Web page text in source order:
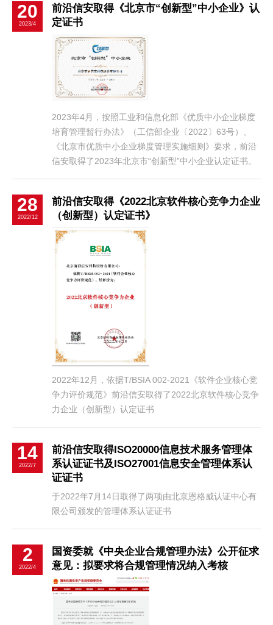
20
2023/4
前沿信安取得《北京市“创新型”中小企业》认
定证书
2023年4月，按照工业和信息化部《优质中小企业梯度
培育管理暂行办法》（工信部企业〔2022〕63号）、
《北京市优质中小企业梯度管理实施细则》要求，前沿
信安取得了2023年北京市“创新型”中小企业认定证书。
28
2022/12
前沿信安取得《2022北京软件核心竞争力企业
（创新型）认定证书》
2022年12月，依据T/BSIA 002-2021《软件企业核心竞
争力评价规范》前沿信安取得了2022北京软件核心竞争
力企业（创新型）认定证书
14
2022/7
前沿信安取得ISO20000信息技术服务管理体
系认证证书及ISO27001信息安全管理体系认
证证书
于2022年7月14日取得了两项由北京恩格威认证中心有
限公司颁发的管理体系认证证书
2
2022/4
国资委就《中央企业合规管理办法》公开征求
意见：拟要求将合规管理情况纳入考核